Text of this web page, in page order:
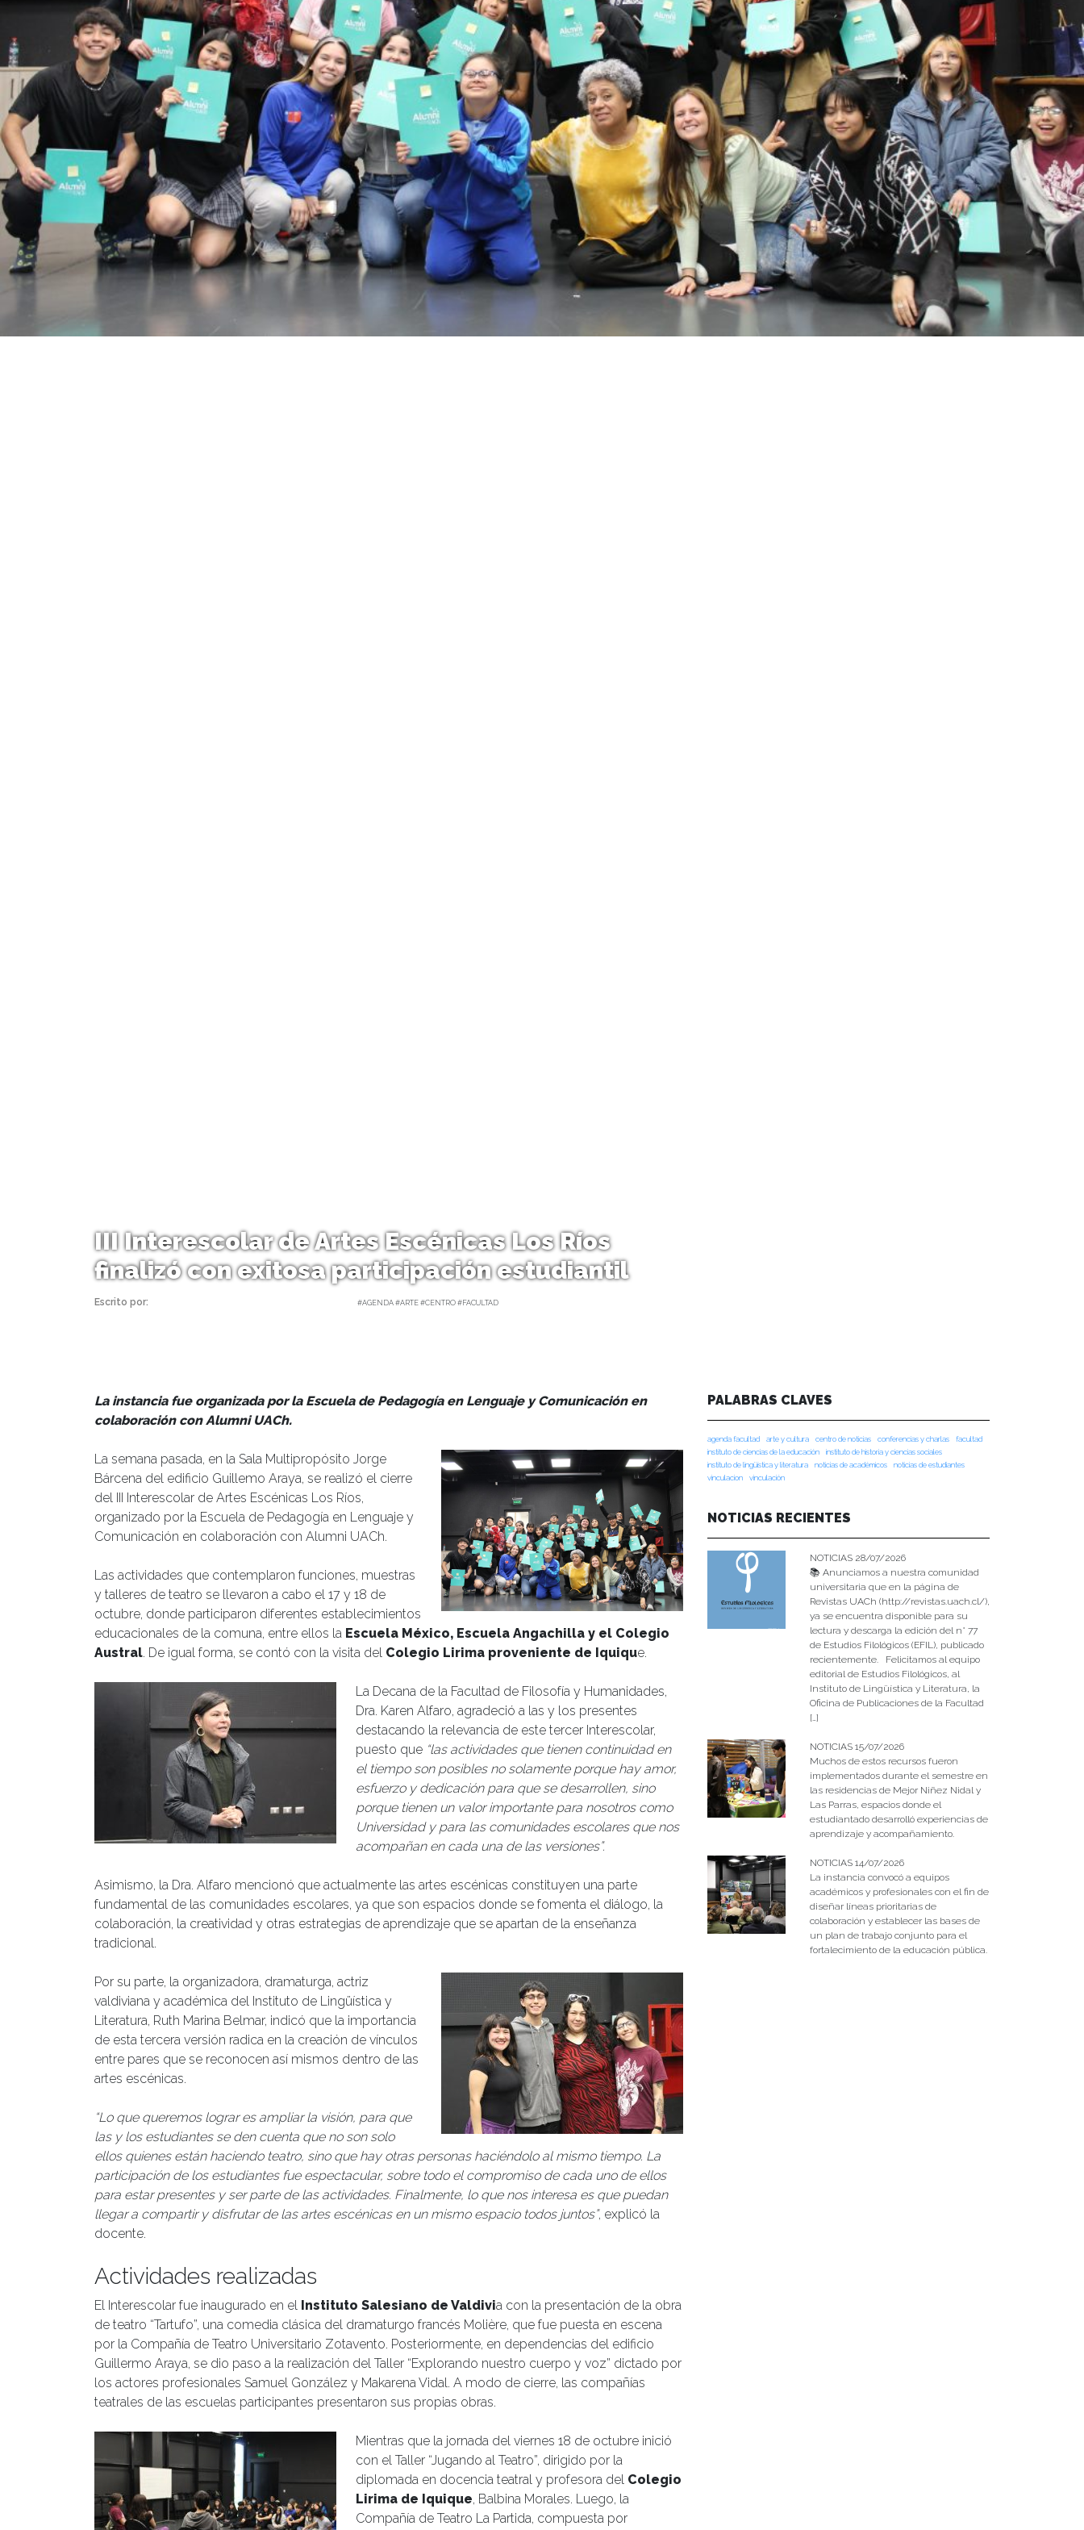
III Interescolar de Artes Escénicas Los Ríos
finalizó con exitosa participación estudiantil
Escrito por: #AGENDA #ARTE #CENTRO #FACULTAD
La instancia fue organizada por la Escuela de Pedagogía en Lenguaje y Comunicación en
colaboración con Alumni UACh.
La semana pasada, en la Sala Multipropósito Jorge
Bárcena del edificio Guillemo Araya, se realizó el cierre
del III Interescolar de Artes Escénicas Los Ríos,
organizado por la Escuela de Pedagogía en Lenguaje y
Comunicación en colaboración con Alumni UACh.
Las actividades que contemplaron funciones, muestras
y talleres de teatro se llevaron a cabo el 17 y 18 de
octubre, donde participaron diferentes establecimientos
educacionales de la comuna, entre ellos la Escuela México, Escuela Angachilla y el Colegio
Austral. De igual forma, se contó con la visita del Colegio Lirima proveniente de Iquique.
La Decana de la Facultad de Filosofía y Humanidades,
Dra. Karen Alfaro, agradeció a las y los presentes
destacando la relevancia de este tercer Interescolar,
puesto que “las actividades que tienen continuidad en
el tiempo son posibles no solamente porque hay amor,
esfuerzo y dedicación para que se desarrollen, sino
porque tienen un valor importante para nosotros como
Universidad y para las comunidades escolares que nos
acompañan en cada una de las versiones”.
Asimismo, la Dra. Alfaro mencionó que actualmente las artes escénicas constituyen una parte
fundamental de las comunidades escolares, ya que son espacios donde se fomenta el diálogo, la
colaboración, la creatividad y otras estrategias de aprendizaje que se apartan de la enseñanza
tradicional.
Por su parte, la organizadora, dramaturga, actriz
valdiviana y académica del Instituto de Lingüística y
Literatura, Ruth Marina Belmar, indicó que la importancia
de esta tercera versión radica en la creación de vínculos
entre pares que se reconocen así mismos dentro de las
artes escénicas.
“Lo que queremos lograr es ampliar la visión, para que
las y los estudiantes se den cuenta que no son solo
ellos quienes están haciendo teatro, sino que hay otras personas haciéndolo al mismo tiempo. La
participación de los estudiantes fue espectacular, sobre todo el compromiso de cada uno de ellos
para estar presentes y ser parte de las actividades. Finalmente, lo que nos interesa es que puedan
llegar a compartir y disfrutar de las artes escénicas en un mismo espacio todos juntos”, explicó la
docente.
Actividades realizadas
El Interescolar fue inaugurado en el Instituto Salesiano de Valdivia con la presentación de la obra
de teatro “Tartufo”, una comedia clásica del dramaturgo francés Molière, que fue puesta en escena
por la Compañía de Teatro Universitario Zotavento. Posteriormente, en dependencias del edificio
Guillermo Araya, se dio paso a la realización del Taller “Explorando nuestro cuerpo y voz” dictado por
los actores profesionales Samuel González y Makarena Vidal. A modo de cierre, las compañías
teatrales de las escuelas participantes presentaron sus propias obras.
Mientras que la jornada del viernes 18 de octubre inició
con el Taller “Jugando al Teatro”, dirigido por la
diplomada en docencia teatral y profesora del Colegio
Lirima de Iquique, Balbina Morales. Luego, la
Compañía de Teatro La Partida, compuesta por
PALABRAS CLAVES
agenda facultad arte y cultura centro de noticias conferencias y charlas
facultad
instituto de ciencias de la educación
instituto de historia y ciencias sociales
instituto de lingüística y literatura
noticias de académicos
noticias de estudiantes
vinculacion
vinculación
NOTICIAS RECIENTES
NOTICIAS 28/07/2026
📚 Anunciamos a nuestra comunidad
universitaria que en la página de
Revistas UACh (http://revistas.uach.cl/),
ya se encuentra disponible para su
lectura y descarga la edición del n° 77
de Estudios Filológicos (EFIL), publicado
recientemente. Felicitamos al equipo
editorial de Estudios Filológicos, al
Instituto de Lingüística y Literatura, la
Oficina de Publicaciones de la Facultad
[…]
NOTICIAS 15/07/2026
Muchos de estos recursos fueron
implementados durante el semestre en
las residencias de Mejor Niñez Nidal y
Las Parras, espacios donde el
estudiantado desarrolló experiencias de
aprendizaje y acompañamiento.
NOTICIAS 14/07/2026
La instancia convocó a equipos
académicos y profesionales con el fin de
diseñar líneas prioritarias de
colaboración y establecer las bases de
un plan de trabajo conjunto para el
fortalecimiento de la educación pública.